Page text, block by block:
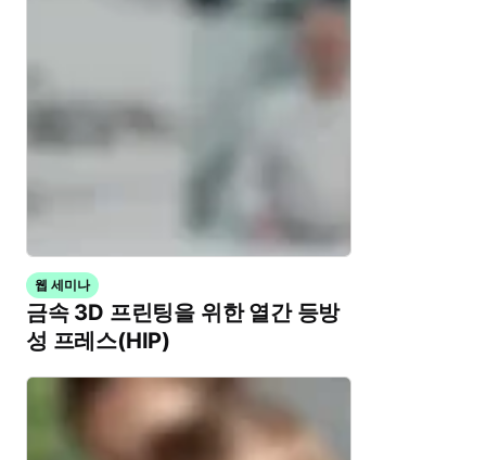
웹 세미나
금속 3D 프린팅을 위한 열간 등방
성 프레스(HIP)